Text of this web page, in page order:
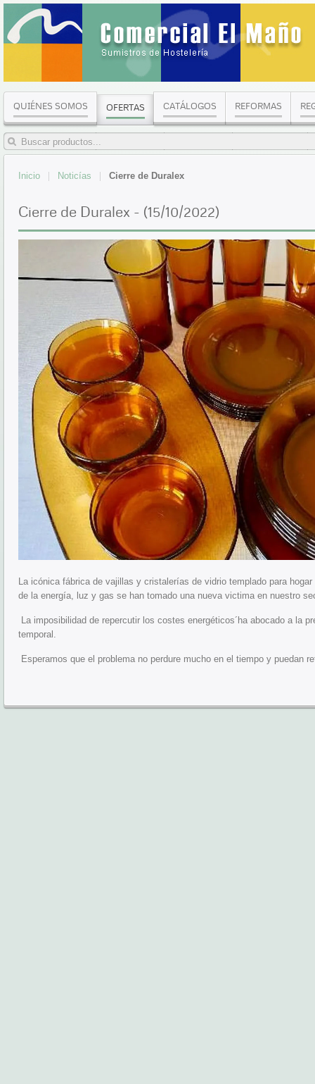
QUIÉNES SOMOS OFERTAS CATÁLOGOS REFORMAS
Inicio Noticías Cierre de Duralex
Cierre de Duralex - (15/10/2022)
La icónica fábrica de vajillas y cristalerías de vidrio templado para
de la energía, luz y gas se han tomado una nueva victima en nuestro
La imposibilidad de repercutir los costes energéticos´ha abocado a la
temporal.
Esperamos que el problema no perdure mucho en el tiempo y puedan